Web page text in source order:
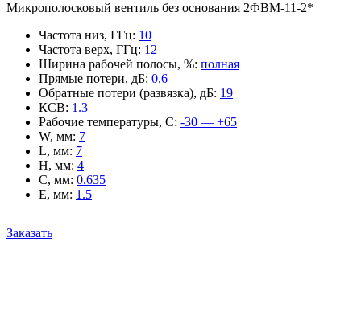
Микрополосковый вентиль без основания 2ФВМ-11-2*
Частота низ, ГГц: 10
Частота верх, ГГц: 12
Ширина рабочей полосы, %: полная
Прямые потери, дБ: 0.6
Обратные потери (развязка), дБ: 19
КСВ: 1.3
Рабочие температуры, С: -30 — +65
W, мм: 7
L, мм: 7
H, мм: 4
C, мм: 0.635
E, мм: 1.5
Заказать